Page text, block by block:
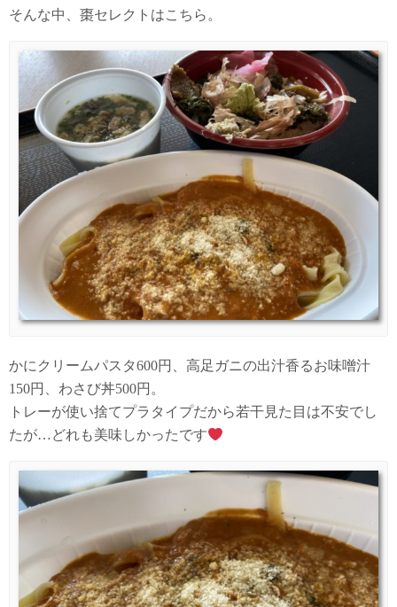
そんな中、棗セレクトはこちら。
かにクリームパスタ600円、高足ガニの出汁香るお味噌汁
150円、わさび丼500円。
トレーが使い捨てプラタイプだから若干見た目は不安でし
たが…どれも美味しかったです